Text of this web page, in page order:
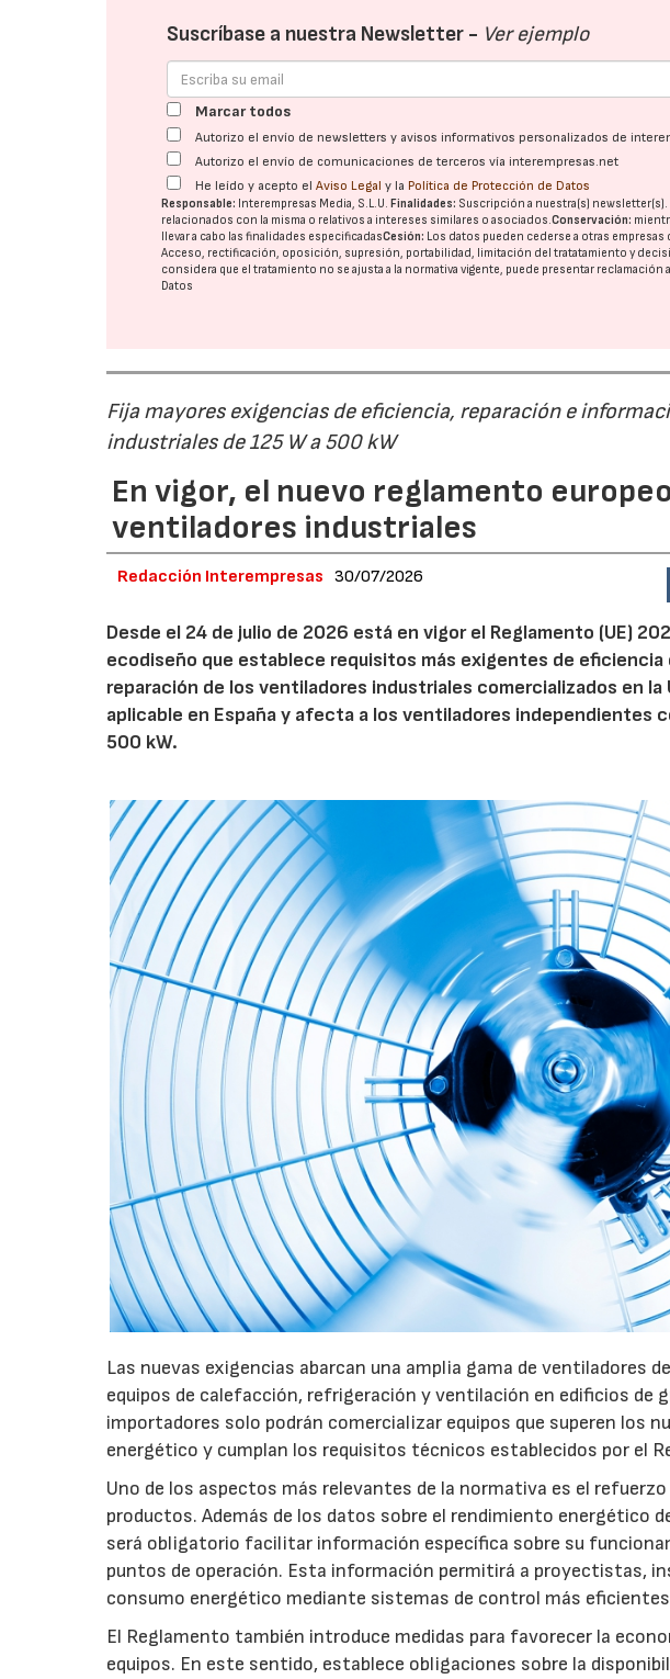
Suscríbase a nuestra Newsletter - Ver ejemplo
Marcar todos
Autorizo el envío de newsletters y avisos informativos personalizados de
Autorizo el envío de comunicaciones de terceros vía interempresas.net
He leído y acepto elAviso Legal y la Política de Protección de Datos
Responsable: Interempresas Media, S.L.U. Finalidades: Suscripción a nuestra(s)
relacionados con la misma o relativos a intereses similares o asociados.Conservación:
llevar a cabo las finalidades especificadasCesión: Los datos pueden cederse a otras empresas
Acceso, rectificación, oposición, supresión, portabilidad, limitación del tratatamiento y
considera que el tratamiento no se ajusta a la normativa vigente, puede presentar reclamación
Datos
Fija mayores exigencias de eficiencia, reparación e
industriales de 125 W a 500 kW
En vigor, el nuevo reglamento
ventiladores industriales
Redacción Interempresas 30/07/2026
Desde el 24 de julio de 2026 está en vigor el Reglamento (UE)
ecodiseño que establece requisitos más exigentes de
reparación de los ventiladores industriales comercializados en
aplicable en España y afecta a los ventiladores independientes
500 kW.
Las nuevas exigencias abarcan una amplia gama de ventiladores
equipos de calefacción, refrigeración y ventilación en edificios de
importadores solo podrán comercializar equipos que superen los
energético y cumplan los requisitos técnicos establecidos por el
Uno de los aspectos más relevantes de la normativa es el
productos. Además de los datos sobre el rendimiento energético
será obligatorio facilitar información específica sobre su
puntos de operación. Esta información permitirá a proyectistas,
consumo energético mediante sistemas de control más
El Reglamento también introduce medidas para favorecer la
equipos. En este sentido, establece obligaciones sobre la
28/07/